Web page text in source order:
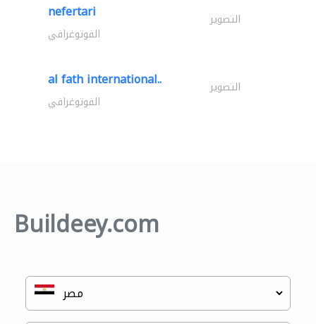
nefertari التصوير
الفوتوغرافي
al fath international.. التصوير
الفوتوغرافي
Buildeey.com